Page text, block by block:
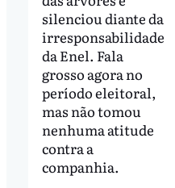
silenciou diante da
irresponsabilidade
da Enel. Fala
grosso agora no
período eleitoral,
mas não tomou
nenhuma atitude
contra a
companhia.